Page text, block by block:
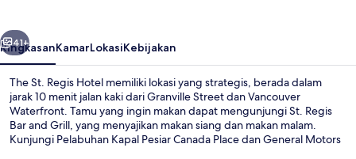
Berikutnya
41+
RingkasanKamarLokasiKebijakan
The St. Regis Hotel memiliki lokasi yang strategis, berada dalam
jarak 10 menit jalan kaki dari Granville Street dan Vancouver
Waterfront. Tamu yang ingin makan dapat mengunjungi St. Regis
Bar and Grill, yang menyajikan makan siang dan makan malam.
Kunjungi Pelabuhan Kapal Pesiar Canada Place dan General Motors